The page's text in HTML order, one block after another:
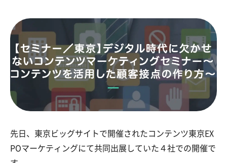
先日、東京ビッグサイトで開催されたコンテンツ東京EX
POマーケティングにて共同出展していた４社での開催で